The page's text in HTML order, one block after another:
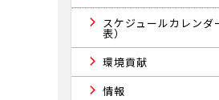
スケジュールカレンダ
表）
環境貢献
情報